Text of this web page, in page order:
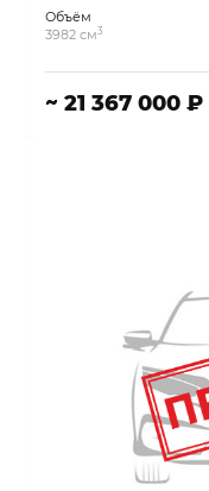
Объём
3982 см3
~ 21 367 000 ₽